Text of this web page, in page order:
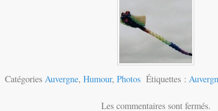
Catégories Auvergne, Humour, Photos Étiquettes :
Les commentaires sont fermés.